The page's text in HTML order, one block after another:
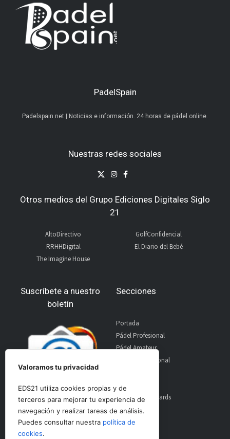
PadelSpain
Padelspain.net | Noticias e información. 24 horas de pádel online.
Nuestras redes sociales
Otros medios del Grupo Ediciones Digitales Siglo
21
AltoDirectivo
RRHHDigital
The Imagine House
GolfConfidencial
El Diario del Bebé
Suscríbete a nuestro
boletín
Secciones
Portada
Pádel Profesional
Pádel Amateur
Pádel Internacional
Material
World Padel Awards
Contacto
Publicidad
Valoramos tu privacidad
EDS21 utiliza cookies propias y de
terceros para mejorar tu experiencia de
navegación y realizar tareas de análisis.
Puedes consultar nuestra política de
cookies.